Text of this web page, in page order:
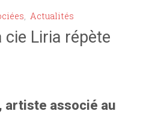
, Actualités
cie Liria répète
artiste associé au